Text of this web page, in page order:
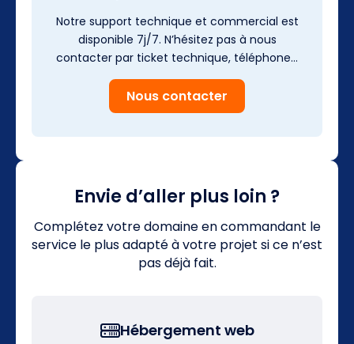
Notre support technique et commercial est
disponible 7j/7. N’hésitez pas à nous
contacter par ticket technique, téléphone…
Nous contacter
Envie d’aller plus loin ?
Complétez votre domaine en commandant le
service le plus adapté à votre projet si ce n’est
pas déjà fait.
Hébergement web